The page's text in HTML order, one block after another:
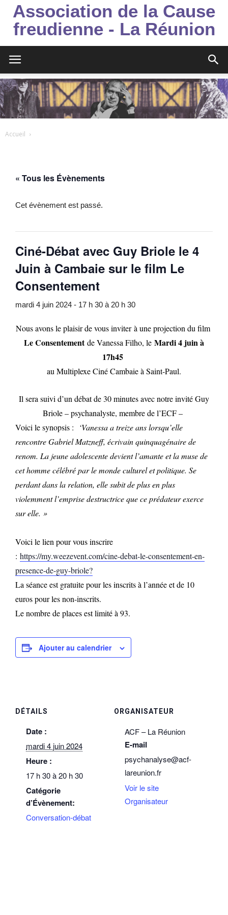
Association de la Cause
freudienne - La Réunion
Accueil
« Tous les Évènements
Cet évènement est passé.
Ciné-Débat avec Guy Briole le 4
Juin à Cambaie sur le film Le
Consentement
mardi 4 juin 2024 - 17 h 30 à 20 h 30
Nous avons le plaisir de vous inviter à une projection du film
Le Consentement de Vanessa Filho, le Mardi 4 juin à
17h45
au Multiplexe Ciné Cambaie à Saint-Paul.
Il sera suivi d’un débat de 30 minutes avec notre invité Guy
Briole – psychanalyste, membre de l’ECF –
Voici le synopsis :
‘Vanessa a treize ans lorsqu’elle
rencontre Gabriel Matzneff, écrivain quinquagénaire de
renom. La jeune adolescente devient l’amante et la muse de
cet homme célébré par le monde culturel et politique. Se
perdant dans la relation, elle subit de plus en plus
violemment l’emprise destructrice que ce prédateur exerce
sur elle. »
Voici le lien pour vous inscrire
: https://my.weezevent.com/cine-debat-le-consentement-en-
presence-de-guy-briole?
La séance est gratuite pour les inscrits à l’année et de 10
euros pour les non-inscrits.
Le nombre de places est limité à 93.
Ajouter au calendrier
DÉTAILS
Date :
mardi 4 juin 2024
Heure :
17 h 30 à 20 h 30
Catégorie
d’Évènement:
Conversation-débat
ORGANISATEUR
ACF – La Réunion
E-mail
psychanalyse@acf-
lareunion.fr
Voir le site
Organisateur